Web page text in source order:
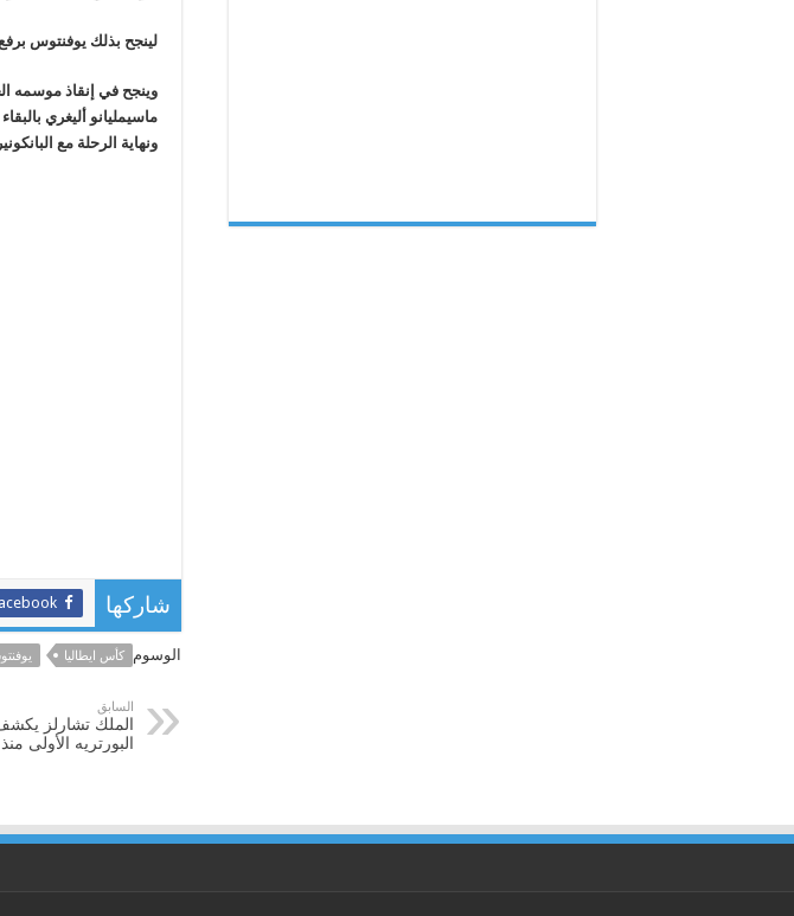
لينجح بذلك يوفنتوس
وينجح في إنقاذ موسمه
ماسيمليانو أليغري
ونهاية الرحلة مع
شاركها
الوسوم كأس ايطاليا
السابق
الملك تشارلز
البورتريه الأولى